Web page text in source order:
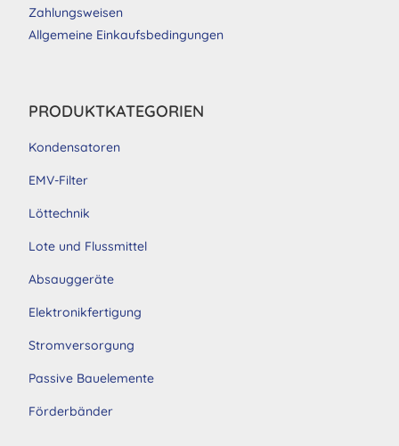
Zahlungsweisen
Allgemeine Einkaufsbedingungen
PRODUKTKATEGORIEN
Kondensatoren
EMV-Filter
Löttechnik
Lote und Flussmittel
Absauggeräte
Elektronikfertigung
Stromversorgung
Passive Bauelemente
Förderbänder